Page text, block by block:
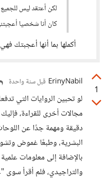
لكن أعتقد ليس
كان أنا شخصيا
أكملها بما أنها أعجبتك
1
ErinyNabil قبل سنة واحدة
لو تحبين الروايات التي
مجالات أخرى للقراءة،
دقيقة ومهمة جدًا عن
البشرية، وطبعًا غموض
بالإضافة إلى معلومات
والتراجيدي، فلم أقرأ سوى